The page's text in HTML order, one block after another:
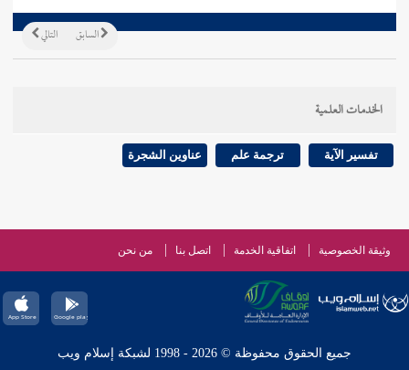
التالي السابق
الخدمات العلمية
تفسير الآية ترجمة علم عناوين الشجرة
وثيقة الخصوصية اتفاقية الخدمة اتصل بنا من نحن
جميع الحقوق محفوظة © 2026 - 1998 لشبكة إسلام ويب